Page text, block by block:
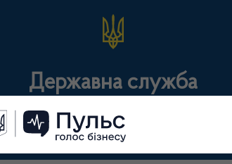
Державна служба
документи Для громадськості